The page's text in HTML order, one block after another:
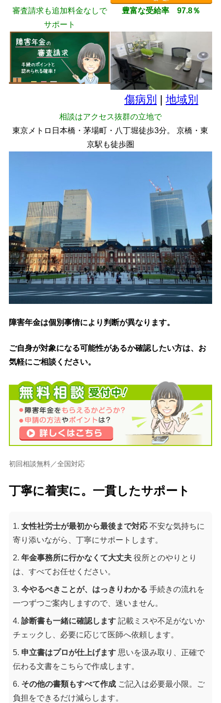
審査請求も追加料金なしで
サポート
豊富な受給率 97.8％
傷病別 地域別
相談はアクセス抜群の立地で
東京メトロ日本橋・茅場町・八丁堀徒歩3分。 京橋・東
京駅も徒歩圏
障害年金は個別事情により判断が異なります。
ご自身が対象になる可能性があるか確認したい方は、お
気軽にご相談ください。
初回相談無料／全国対応
丁寧に着実に。一貫したサポート
女性社労士が最初から最後まで対応不安な気持ちに
寄り添いながら、丁寧にサポートします。
年金事務所に行かなくて大丈夫役所とのやりとり
は、すべてお任せください。
今やるべきことが、はっきりわかる 手続きの流れを
一つずつご案内しますので、迷いません。
診断書も一緒に確認します記載ミスや不足がないか
チェックし、必要に応じて医師へ依頼します。
申立書はプロが仕上げます思いを汲み取り、正確で
伝わる文書をこちらで作成します。
その他の書類もすべて作成ご記入は必要最小限。ご
負担をできるだけ減らします。